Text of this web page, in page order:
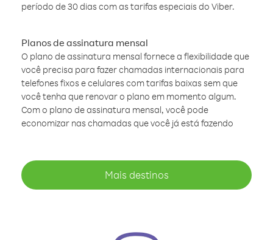
período de 30 dias com as tarifas especiais do Viber.
Planos de assinatura mensal
O plano de assinatura mensal fornece a flexibilidade que
você precisa para fazer chamadas internacionais para
telefones fixos e celulares com tarifas baixas sem que
você tenha que renovar o plano em momento algum.
Com o plano de assinatura mensal, você pode
economizar nas chamadas que você já está fazendo
Mais destinos